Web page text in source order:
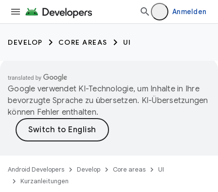
Anmelden
DEVELOP CORE AREAS UI
Google verwendet KI-Technologie, um Inhalte in Ihre
bevorzugte Sprache zu übersetzen. KI-Übersetzungen
können Fehler enthalten.
Android Developers Develop Core areas
UI
Kurzanleitungen